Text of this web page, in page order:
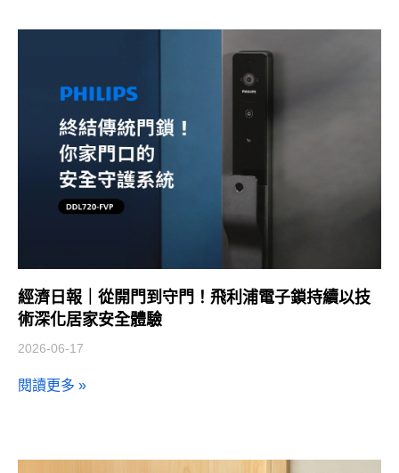
經濟日報｜從開門到守門！飛利浦電子鎖持續以技
術深化居家安全體驗
2026-06-17
閱讀更多 »